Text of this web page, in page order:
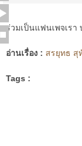
ร่วมเป็นแฟนเพจเรา
อ่านเรื่อง : สรยุทธ สุ
Tags :